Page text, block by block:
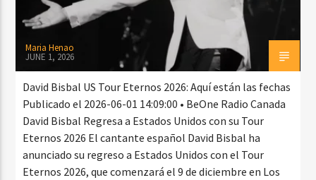
Beone Radio
Maria Henao
JUNE 1, 2026
David Bisbal US Tour Eternos 2026: Aquí están las fechas
Publicado el 2026-06-01 14:09:00 • BeOne Radio Canada
David Bisbal Regresa a Estados Unidos con su Tour
Eternos 2026 El cantante español David Bisbal ha
anunciado su regreso a Estados Unidos con el Tour
Eternos 2026, que comenzará el 9 de diciembre en Los